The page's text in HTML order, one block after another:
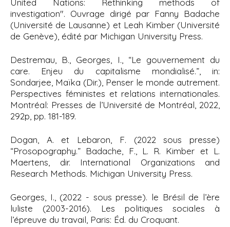
United Nations: Rethinking methods of
investigation". Ouvrage dirigé par Fanny Badache
(Université de Lausanne) et Leah Kimber (Université
de Genève), édité par Michigan University Press.
Destremau, B., Georges, I., “Le gouvernement du
care. Enjeu du capitalisme mondialisé.”, in:
Sondarjee, Maïka (Dir.), Penser le monde autrement.
Perspectives féministes et relations internationales.
Montréal: Presses de l’Université de Montréal, 2022,
292p, pp. 181-189.
Dogan, A. et Lebaron, F. (2022 sous presse)
“Prosopography.” Badache, F., L. R. Kimber et L.
Maertens, dir. International Organizations and
Research Methods. Michigan University Press.
Georges, I., (2022 - sous presse). le Brésil de l’ère
luliste (2003-2016). Les politiques sociales à
l’épreuve du travail, Paris: Éd. du Croquant.